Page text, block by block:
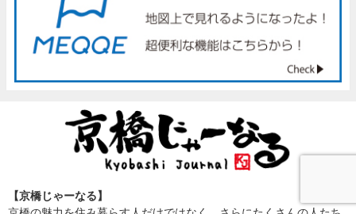
【京橋じゃーなる】